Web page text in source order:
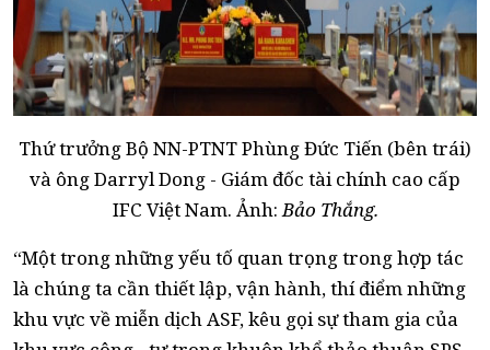
Thứ trưởng Bộ NN-PTNT Phùng Đức Tiến (bên trái)
và ông Darryl Dong - Giám đốc tài chính cao cấp
IFC Việt Nam. Ảnh:Bảo Thắng.
“Một trong những yếu tố quan trọng trong hợp tác
là chúng ta cần thiết lập, vận hành, thí điểm những
khu vực về miễn dịch ASF, kêu gọi sự tham gia của